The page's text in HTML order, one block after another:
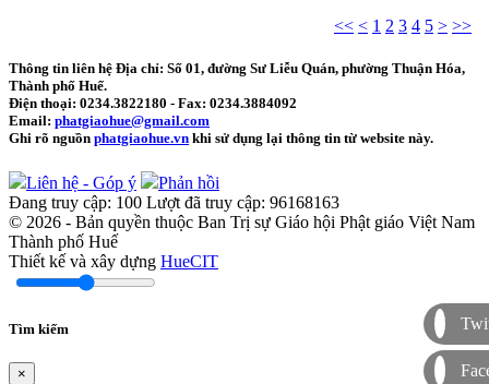
<< < 1 2 3 4 5 > >>
Thông tin liên hệ Địa chỉ: Số 01, đường Sư Liễu Quán, phường Thuận Hóa,
Thành phố Huế.
Điện thoại: 0234.3822180 - Fax: 0234.3884092
Email: phatgiaohue@gmail.com
Ghi rõ nguồn phatgiaohue.vn khi sử dụng lại thông tin từ website này.
Liên hệ - Góp ý
Phản hồi
Đang truy cập: 100 Lượt đã truy cập: 96168163
© 2026 - Bản quyền thuộc Ban Trị sự Giáo hội Phật giáo Việt Nam
Thành phố Huế
Thiết kế và xây dựng HueCIT
Tìm kiếm
×